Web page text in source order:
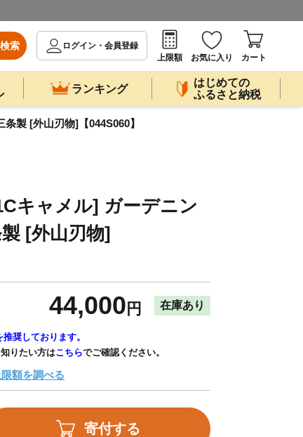
検索
ログイン・会員登録
上限額
お気に入り カート
ランキング
はじめての
ふるさと納税
製 [外山刃物]【044S060】
キャメル] ガーデニン
[外山刃物]
44,000 円 在庫あり
推奨しております。
りたい方はこちらでご確認ください。
限額を調べる
寄付する